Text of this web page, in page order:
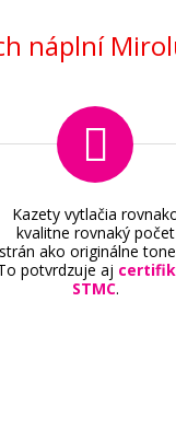
náplní
Kazety vytlačia
kvalitne rovnaký počet
strán ako originálne
potvrdzuje aj
STMC.